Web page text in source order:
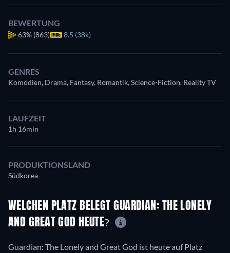
BEWERTUNG
63% (863) 8.5 (38k)
GENRES
Komödien, Drama, Fantasy, Romantik, Science-Fiction, Reality TV
LAUFZEIT
1h 16min
PRODUKTIONSLAND
Südkorea
WELCHEN PLATZ BELEGT GUARDIAN: THE LONELY
AND GREAT GOD HEUTE?
Guardian: The Lonely and Great God ist heute auf Platz